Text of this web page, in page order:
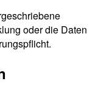
oder die Daten